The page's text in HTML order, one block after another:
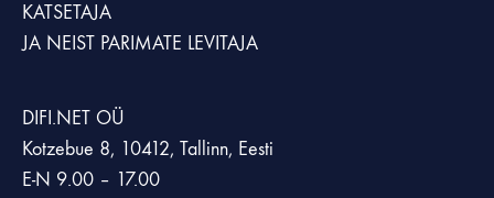
KATSETAJA
JA NEIST PARIMATE LEVITAJA
DIFI.NET OÜ
Kotzebue 8, 10412, Tallinn, Eesti
E-N 9.00 – 17.00